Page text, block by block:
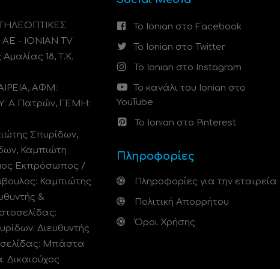
ΑΕ - IONIAN TV
18, Τ.Κ.
ΑΦΜ:
A Πατρών, ΓΕΜΗ:
Σπυρίδων,
Καμπιώτη
Εκπρόσωπος /
Καμπιώτης
&
Διευθυντής
Μπάστα
Δικαιούχος
Το Ionian στο Facebook
Το Ionian στο Twitter
Το Ionian στο Instagram
Το κανάλι του Ionian στο
YouTube
Το Ionian στο Pinterest
Πληροφορίες
Πληροφορίες για την εταιρεία
Πολιτική Απορρήτου
Όροι Χρήσης